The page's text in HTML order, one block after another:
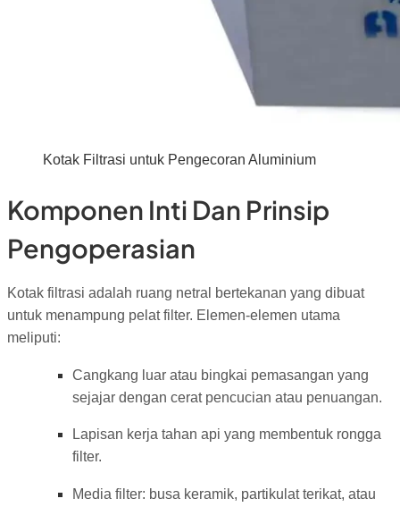
Kotak Filtrasi untuk Pengecoran Aluminium
Komponen Inti Dan Prinsip
Pengoperasian
Kotak filtrasi adalah ruang netral bertekanan yang dibuat
untuk menampung pelat filter. Elemen-elemen utama
meliputi:
Cangkang luar atau bingkai pemasangan yang
sejajar dengan cerat pencucian atau penuangan.
Lapisan kerja tahan api yang membentuk rongga
filter.
Media filter: busa keramik, partikulat terikat, atau